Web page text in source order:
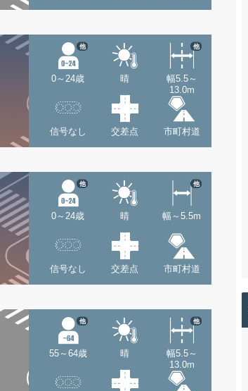
0～24歳
他
晴
幅5.5～
13.0m
他
信号なし 交差点 市町村道
0～24歳
他
晴 幅～5.5m
他
信号なし 交差点 市町村道
55～64歳
他
晴
幅5.5～
13.0m
他